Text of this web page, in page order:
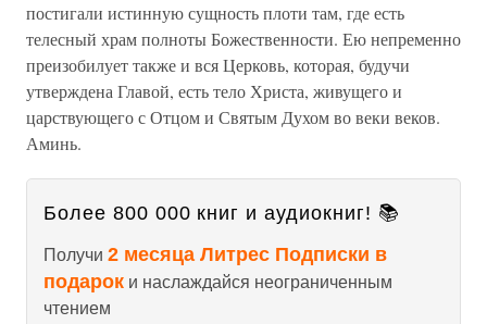
постигали истинную сущность плоти там, где есть
телесный храм полноты Божественности. Ею непременно
преизобилует также и вся Церковь, которая, будучи
утверждена Главой, есть тело Христа, живущего и
царствующего с Отцом и Святым Духом во веки веков.
Аминь.
Более 800 000 книг и аудиокниг! 📚
Получи 2 месяца Литрес Подписки в
подарок и наслаждайся неограниченным
чтением